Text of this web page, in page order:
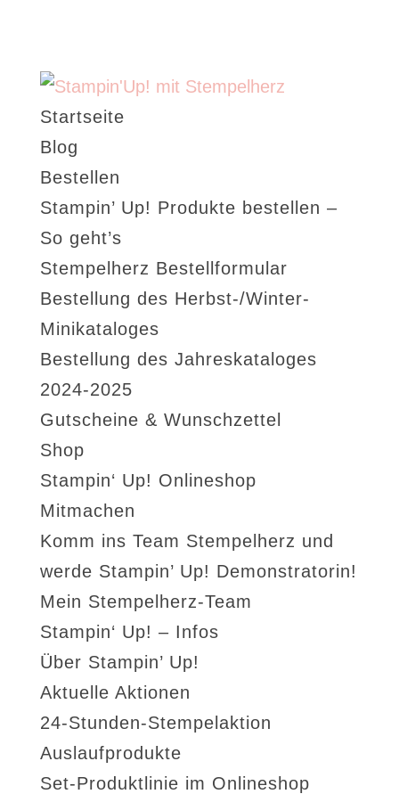
Startseite
Blog
Bestellen
Stampin’ Up! Produkte bestellen –
So geht’s
Stempelherz Bestellformular
Bestellung des Herbst-/Winter-
Minikataloges
Bestellung des Jahreskataloges
2024-2025
Gutscheine & Wunschzettel
Shop
Stampin‘ Up! Onlineshop
Mitmachen
Komm ins Team Stempelherz und
werde Stampin’ Up! Demonstratorin!
Mein Stempelherz-Team
Stampin‘ Up! – Infos
Über Stampin’ Up!
Aktuelle Aktionen
24-Stunden-Stempelaktion
Auslaufprodukte
Set-Produktlinie im Onlineshop